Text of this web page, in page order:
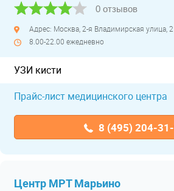
0 отзывов
Адрес: Москва, 2-я Владимирская улица, 2
8.00-22.00 ежедневно
УЗИ кисти
Прайс-лист медицинского центра
8 (495) 204-
Центр МРТ Марьино